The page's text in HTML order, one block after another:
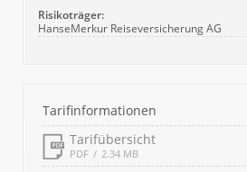
Risikoträger:
HanseMerkur Reiseversicherung AG
Tarifinformationen
Tarifübersicht
PDF 2.34 MB